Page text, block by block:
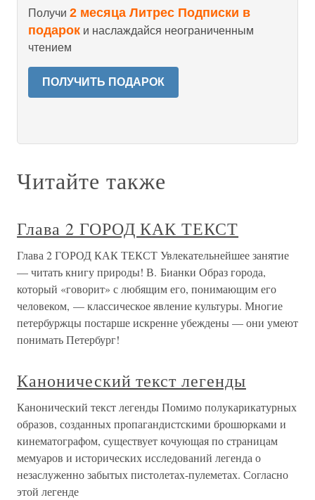
Получи 2 месяца Литрес Подписки в
подарок и наслаждайся неограниченным
чтением
ПОЛУЧИТЬ ПОДАРОК
Читайте также
Глава 2 ГОРОД КАК ТЕКСТ
Глава 2 ГОРОД КАК ТЕКСТ Увлекательнейшее занятие
— читать книгу природы! В. Бианки Образ города,
который «говорит» с любящим его, понимающим его
человеком, — классическое явление культуры. Многие
петербуржцы постарше искренне убеждены — они умеют
понимать Петербург!
Канонический текст легенды
Канонический текст легенды Помимо полукарикатурных
образов, созданных пропагандистскими брошюрками и
кинематографом, существует кочующая по страницам
мемуаров и исторических исследований легенда о
незаслуженно забытых пистолетах-пулеметах. Согласно
этой легенде